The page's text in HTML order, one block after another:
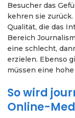
Besucher das
kehren sie
Qualität, die das
Bereich
eine schlecht,
erzielen. Ebenso
müssen eine
So wird
Online-